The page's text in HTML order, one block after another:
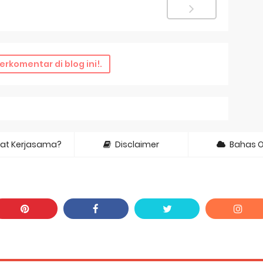
di blog ini!.
Kerjasama? Disclaimer Bahas